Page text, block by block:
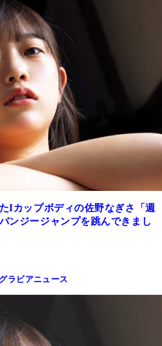
Iカップボディの佐野なぎさ「週
ンジージャンプを跳んできまし
グラビアニュース